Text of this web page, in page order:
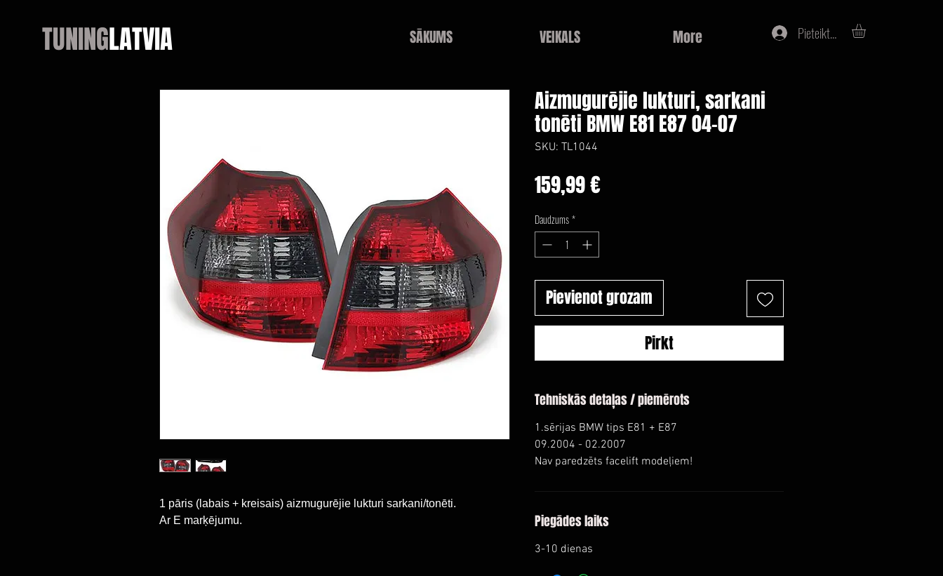
TUNINGLATVIA SĀKUMS VEIKALS More Pieteikties
1 pāris (labais + kreisais) aizmugurējie lukturi sarkani/tonēti.
Ar E marķējumu.
Aizmugurējie lukturi, sarkani
tonēti BMW E81 E87 04-07
SKU: TL1044
159,99 €Cena
Daudzums*
Pievienot grozam
Pirkt
Tehniskās detaļas / piemērots
1.sērijas BMW tips E81 + E87
09.2004 - 02.2007
Nav paredzēts facelift modeļiem!
Piegādes laiks
3-10 dienas